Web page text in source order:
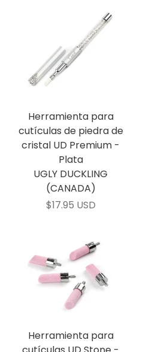
Herramienta para
cutículas de piedra de
cristal UD Premium -
Plata
UGLY DUCKLING
(CANADA)
$17.95 USD
Herramienta para